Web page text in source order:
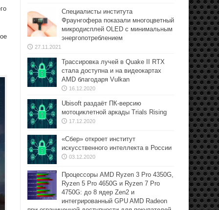
Специалисты института
Фраунгофера показали многоцветный
микродисплей OLED с минимальным
энергопотреблением
27.11.2021
Трассировка лучей в Quake II RTX
стала доступна и на видеокартах
AMD благодаря Vulkan
16.12.2020
Ubisoft раздаёт ПК-версию
мотоциклетной аркады Trials Rising
17.12.2020
«Сбер» откроет институт
искусственного интеллекта в России
03.12.2020
Процессоры AMD Ryzen 3 Pro 4350G,
Ryzen 5 Pro 4650G и Ryzen 7 Pro
4750G: до 8 ядер Zen2 и
интегрированный GPU AMD Radeon